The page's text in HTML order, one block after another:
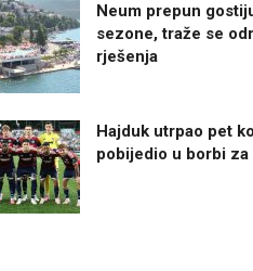
Neum prepun
sezone, traže se
rješenja
Hajduk utrpao pet
pobijedio u borbi za